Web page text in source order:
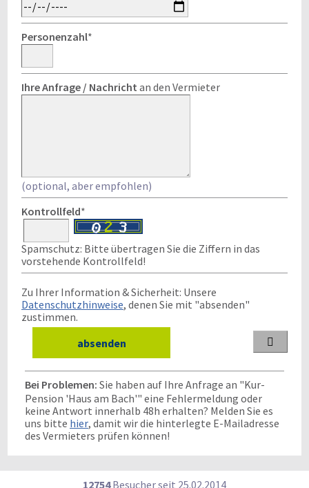
Personenzahl*
Ihre Anfrage / Nachricht an den Vermieter
(optional, aber empfohlen)
Kontrollfeld*
Spamschutz: Bitte übertragen Sie die Ziffern in das
vorstehende Kontrollfeld!
Zu Ihrer Information & Sicherheit: Unsere
Datenschutzhinweise, denen Sie mit "absenden"
zustimmen.

Bei Problemen: Sie haben auf Ihre Anfrage an "Kur-
Pension 'Haus am Bach'" eine Fehlermeldung oder
keine Antwort innerhalb 48h erhalten? Melden Sie es
uns bitte hier, damit wir die hinterlegte E-Mailadresse
des Vermieters prüfen können!
12754Besucher seit 25.02.201 4